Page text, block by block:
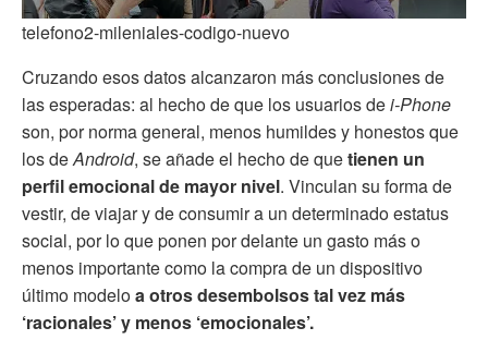
telefono2-mileniales-codigo-nuevo
Cruzando esos datos alcanzaron más conclusiones de
las esperadas: al hecho de que los usuarios dei-Phone
son, por norma general, menos humildes y honestos que
los deAndroid, se añade el hecho de quetienen un
perfil emocional de mayor nivel. Vinculan su forma de
vestir, de viajar y de consumir a un determinado estatus
social, por lo que ponen por delante un gasto más o
menos importante como la compra de un dispositivo
último modeloa otros desembolsos tal vez más
‘racionales’ y menos ‘emocionales’.